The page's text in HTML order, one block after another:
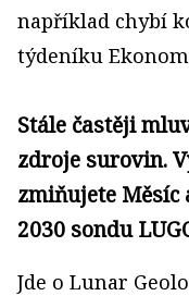
například chybí
týdeníku
Stále častěji
zdroje surovin.
zmiňujete Měsíc
2030 sondu
Jde o Lunar